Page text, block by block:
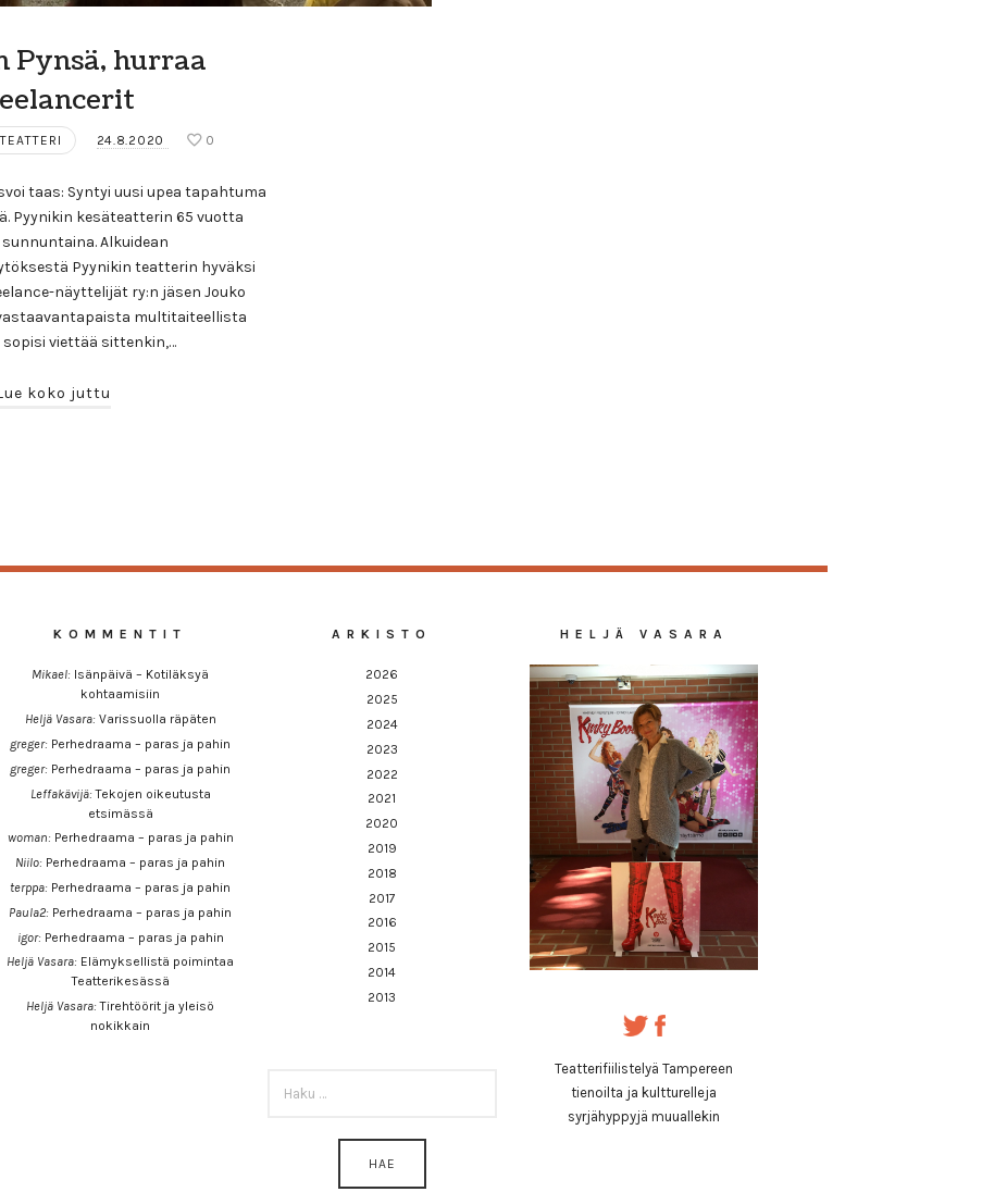
Pynsä, hurraa
TEATTERI 24.8.2020 0
taas: Syntyi uusi upea tapahtuma
Pyynikin kesäteatterin 65 vuotta
Alkuidean
Pyynikin teatterin hyväksi
näyttelijät ry:n jäsen Jouko
multitaiteellista
viettää sittenkin,…
koko juttu
KOMMENTIT
Mikael: Isänpäivä – Kotiläksyä
kohtaamisiin
Heljä Vasara: Varissuolla räpäten
greger: Perhedraama – paras ja pahin
greger: Perhedraama – paras ja pahin
Leffakävijä:Tekojen oikeutusta
etsimässä
woman: Perhedraama – paras ja pahin
Niilo: Perhedraama – paras ja pahin
terppa: Perhedraama – paras ja pahin
Paula2: Perhedraama – paras ja pahin
igor: Perhedraama – paras ja pahin
Heljä Vasara: Elämyksellistä poimintaa
Teatterikesässä
Heljä Vasara:Tirehtöörit ja yleisö
nokikkain
ARKISTO
2026
2025
2024
2023
2022
2021
2020
2019
2018
2017
2016
2015
2014
2013
HELJÄ VASARA
Teatterifiilistelyä Tampereen
tienoilta ja kultturelleja
syrjähyppyjä muuallekin